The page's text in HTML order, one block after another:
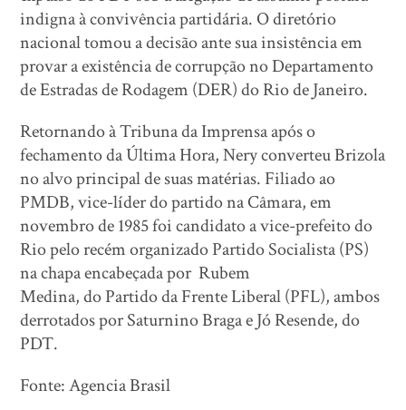
indigna à convivência partidária. O diretório
nacional tomou a decisão ante sua insistência em
provar a existência de corrupção no Departamento
de Estradas de Rodagem (DER) do Rio de Janeiro.
Retornando à Tribuna da Imprensa após o
fechamento da Última Hora, Nery converteu Brizola
no alvo principal de suas matérias. Filiado ao
PMDB, vice-líder do partido na Câmara, em
novembro de 1985 foi candidato a vice-prefeito do
Rio pelo recém organizado Partido Socialista (PS)
na chapa encabeçada por Rubem
Medina, do Partido da Frente Liberal (PFL), ambos
derrotados por Saturnino Braga e Jó Resende, do
PDT.
Fonte: Agencia Brasil